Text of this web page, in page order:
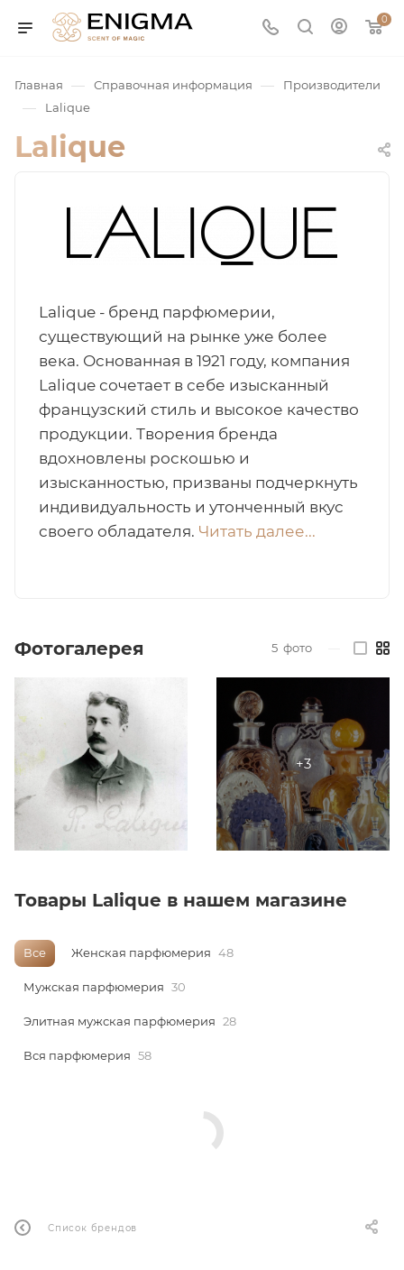
0
/ Нишевая
Главная — Справочная информация — Производители
— Lalique
Lalique
Lalique - бренд парфюмерии,
существующий на рынке уже более
века. Основанная в 1921 году, компания
Lalique сочетает в себе изысканный
французский стиль и высокое качество
продукции. Творения бренда
вдохновлены роскошью и
изысканностью, призваны подчеркнуть
индивидуальность и утонченный вкус
своего обладателя. Читать далее...
Фотогалерея 5 фото
Товары Lalique в нашем магазине
Все Женская парфюмерия 48
Мужская парфюмерия 30
Элитная мужская парфюмерия 28
Вся парфюмерия 58
Список брендов